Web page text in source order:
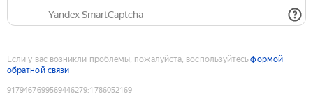
Yandex SmartCaptcha
Если у вас возникли проблемы, пожалуйста, воспользуйтесьформой
обратной связи
9179467699569446279:1786052169